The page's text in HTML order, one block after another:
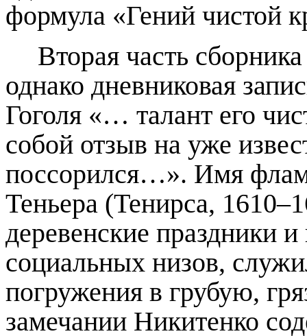
формула «Гений чистой
Вторая часть
однако дневниковая
Гоголя «… талант его
собой отзыв на уже
поссорился…». Имя
Теньера (Тенирса,
деревенские праздники
социальных низов,
погружения в грубую,
замечании Никитенко